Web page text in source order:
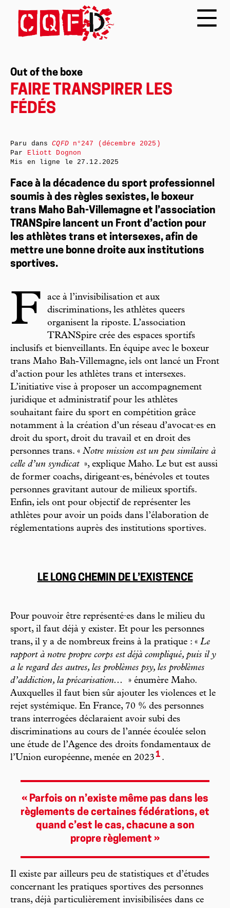
Out of the boxe
FAIRE TRANSPIRER LES
FÉDÉS
Face à la décadence du sport professionnel
soumis à des règles sexistes, le boxeur
trans Maho Bah-Villemagne et l’association
TRANSpire lancent un Front d’action pour
les athlètes trans et intersexes, afin de
mettre une bonne droite aux institutions
sportives.
F
ace à l’invisibilisation et aux
discriminations, les athlètes queers
organisent la riposte. L’association
TRANSpire crée des espaces sportifs
inclusifs et bienveillants. En équipe avec le boxeur
trans Maho Bah-Villemagne, iels ont lancé un Front
d’action pour les athlètes trans et intersexes.
L’initiative vise à proposer un accompagnement
juridique et administratif pour les athlètes
souhaitant faire du sport en compétition grâce
notamment à la création d’un réseau d’avocat·es en
droit du sport, droit du travail et en droit des
personnes trans. « Notre mission est un peu similaire à
celle d’un syndicat », explique Maho. Le but est aussi
de former coachs, dirigeant·es, bénévoles et toutes
personnes gravitant autour de milieux sportifs.
Enfin, iels ont pour objectif de représenter les
athlètes pour avoir un poids dans l’élaboration de
réglementations auprès des institutions sportives.
LE LONG CHEMIN DE L’EXISTENCE
Pour pouvoir être représenté·es dans le milieu du
sport, il faut déjà y exister. Et pour les personnes
trans, il y a de nombreux freins à la pratique : « Le
rapport à notre propre corps est déjà compliqué, puis il y
a le regard des autres, les problèmes psy, les problèmes
d’addiction, la précarisation...
» énumère Maho.
Auxquelles il faut bien sûr ajouter les violences et le
rejet systémique. En France, 70 % des personnes
trans interrogées déclaraient avoir subi des
discriminations au cours de l’année écoulée selon
une étude de l’Agence des droits fondamentaux de
l’Union européenne, menée en 20231 .
« Parfois on n’existe même pas dans les
règlements de certaines fédérations, et
quand c’est le cas, chacune a son
propre règlement »
Il existe par ailleurs peu de statistiques et d’études
concernant les pratiques sportives des personnes
trans, déjà particulièrement invisibilisées dans ce
Paru dansCQFDn°247 (décembre 2025)
Par Eliott Dognon
Mis en ligne le 27.12.2025